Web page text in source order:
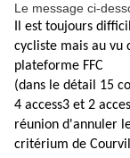
Le message ci-
Il est toujours
cycliste mais au vu
plateforme FFC
(dans le détail 15
4 access3 et 2
réunion d'annuler
critérium de